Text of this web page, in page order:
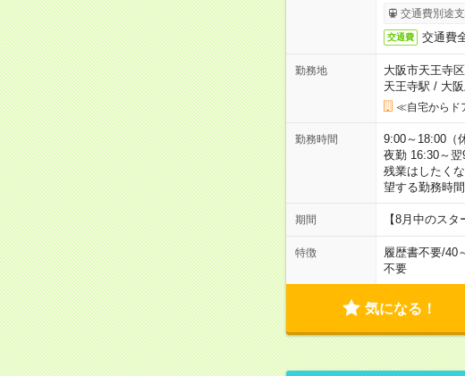
交通費別途
交通費 交通費
勤務地
大阪市天王寺区
天王寺駅 / 大
≪自宅からド
勤務時間
9:00～18:00（
夜勤 16:30～
残業はしたく
望する勤務時
期間 【8月中のス
特徴 履歴書不要/40
不要
気になる！